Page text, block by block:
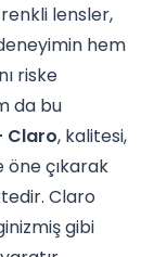
lensler,
hem
riske
da bu
Claro, kalitesi,
çıkarak
Claro
gibi